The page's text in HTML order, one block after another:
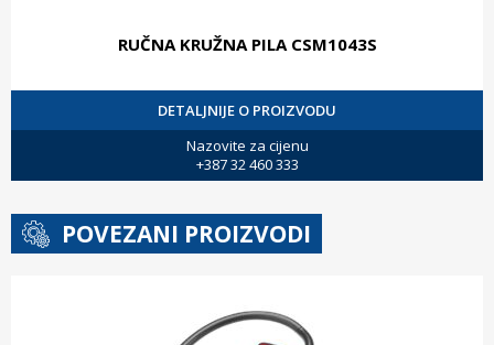
RUČNA KRUŽNA PILA CSM1043S
DETALJNIJE O PROIZVODU
Nazovite za cijenu
+387 32 460 333
POVEZANI PROIZVODI